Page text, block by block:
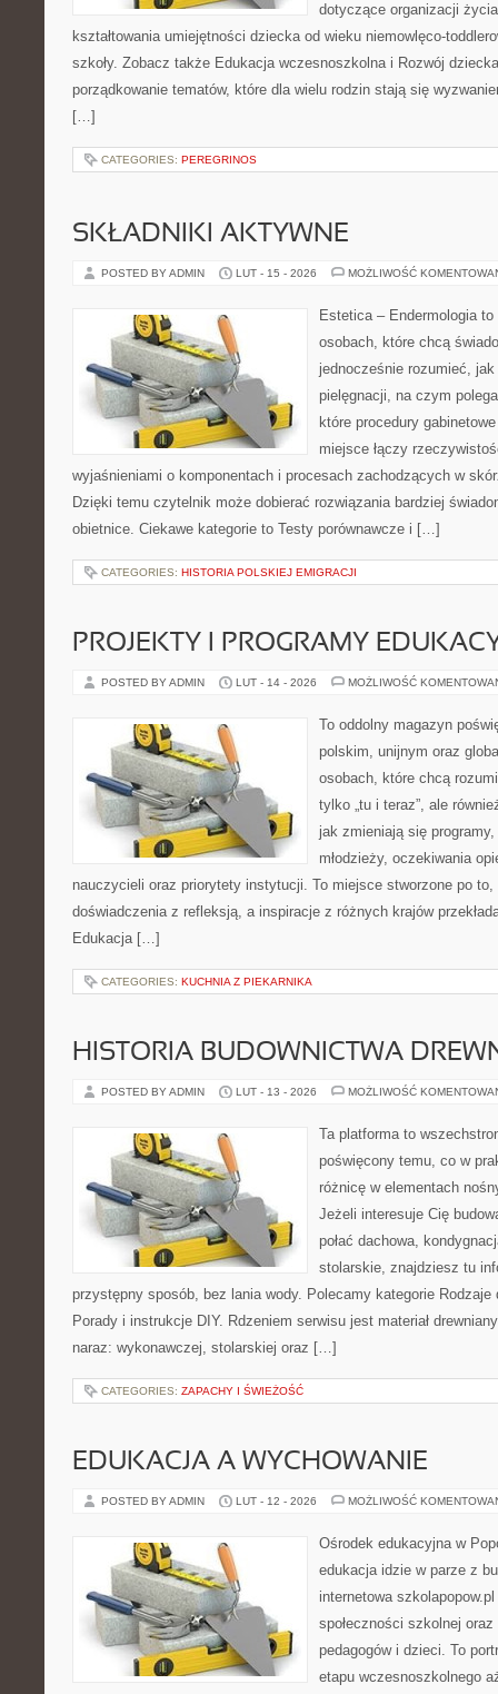
dotyczące organizacji
kształtowania umiejętności dziecka od wieku niemowlęco-
szkoły. Zobacz także Edukacja wczesnoszkolna i Rozwój
porządkowanie tematów, które dla wielu rodzin stają się
[…]
CATEGORIES: PEREGRINOS
SKŁADNIKI AKTYWNE
POSTED BY ADMIN LUT - 15 - 2026 MOŻLIWOŚĆ
Estetica – Endermologia
osobach, które chcą
jednocześnie rozumieć, jak
pielęgnacji, na czym
które procedury
miejsce łączy
wyjaśnieniami o komponentach i procesach zachodzących w
Dzięki temu czytelnik może dobierać rozwiązania bardziej
obietnice. Ciekawe kategorie to Testy porównawcze i […]
CATEGORIES: HISTORIA POLSKIEJ EMIGRACJI
PROJEKTY I PROGRAMY
POSTED BY ADMIN LUT - 14 - 2026 MOŻLIWOŚĆ
To oddolny magazyn
polskim, unijnym oraz
osobach, które chcą
tylko „tu i teraz”, ale
jak zmieniają się
młodzieży, oczekiwania
nauczycieli oraz priorytety instytucji. To miejsce stworzone po to,
doświadczenia z refleksją, a inspiracje z różnych krajów
Edukacja […]
CATEGORIES: KUCHNIA Z PIEKARNIKA
HISTORIA BUDOWNICTWA
POSTED BY ADMIN LUT - 13 - 2026 MOŻLIWOŚĆ
Ta platforma to
poświęcony temu, co w
różnicę w elementach
Jeżeli interesuje Cię
połać dachowa,
stolarskie, znajdziesz tu
przystępny sposób, bez lania wody. Polecamy kategorie
Porady i instrukcje DIY. Rdzeniem serwisu jest materiał
naraz: wykonawczej, stolarskiej oraz […]
CATEGORIES: ZAPACHY I ŚWIEŻOŚĆ
EDUKACJA A WYCHOWANIE
POSTED BY ADMIN LUT - 12 - 2026 MOŻLIWOŚĆ
Ośrodek edukacyjna w
edukacja idzie w parze z
internetowa
społeczności szkolnej
pedagogów i dzieci. To
etapu wczesnoszkolnego